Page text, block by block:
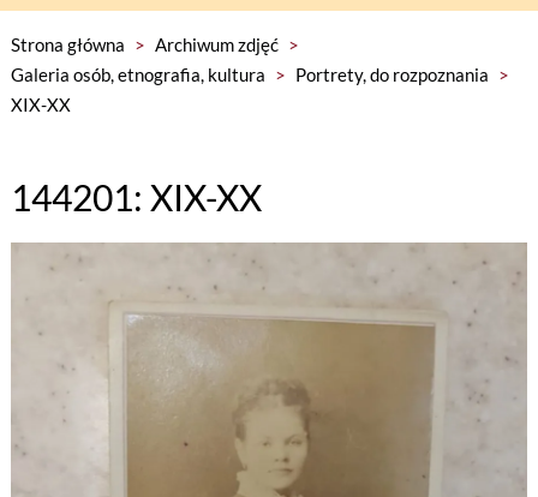
Strona główna > Archiwum zdjęć >
Galeria osób, etnografia, kultura > Portrety, do rozpoznania >
XIX-XX
144201: XIX-XX